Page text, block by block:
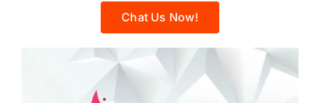
Chat Us Now!